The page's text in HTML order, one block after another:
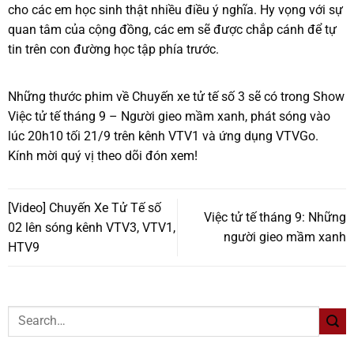
cho các em học sinh thật nhiều điều ý nghĩa. Hy vọng với sự
quan tâm của cộng đồng, các em sẽ được chắp cánh để tự
tin trên con đường học tập phía trước.
Những thước phim về Chuyến xe tử tế số 3 sẽ có trong Show
Việc tử tế tháng 9 – Người gieo mầm xanh, phát sóng vào
lúc 20h10 tối 21/9 trên kênh VTV1 và ứng dụng VTVGo.
Kính mời quý vị theo dõi đón xem!
[Video] Chuyến Xe Tử Tế số
02 lên sóng kênh VTV3, VTV1,
HTV9
Việc tử tế tháng 9: Những
người gieo mầm xanh